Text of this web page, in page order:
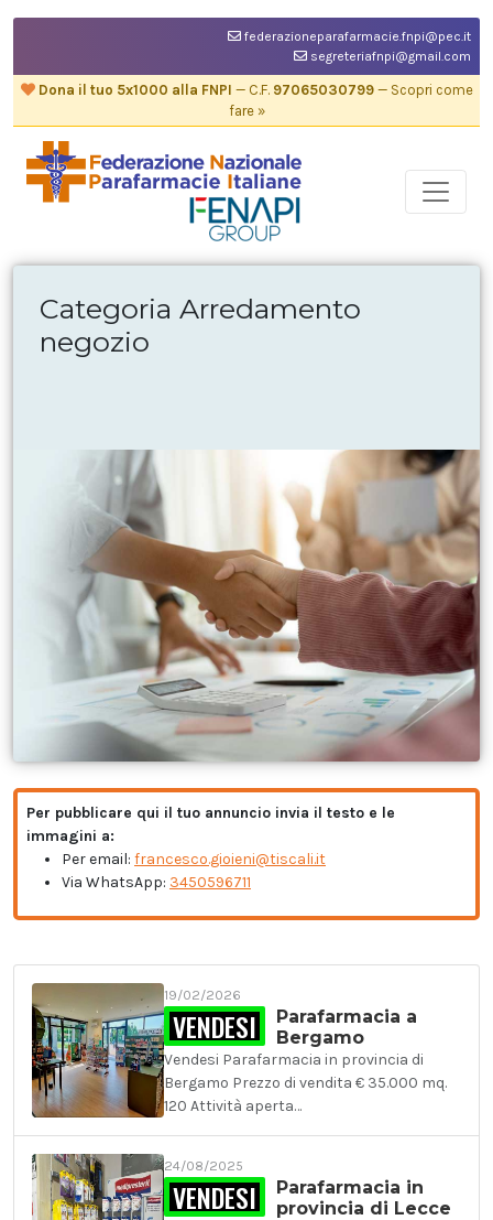
federazioneparafarmacie.fnpi@pec.it
segreteriafnpi@gmail.com
Dona il tuo 5x1000 alla FNPI — C.F. 97065030799— Scopri come
fare »
Categoria Arredamento
negozio
Per pubblicare qui il tuo annuncio invia il testo e le
immagini a:
Per email: francesco.gioieni@tiscali.it
Via WhatsApp: 3450596711
19/02/2026
VENDESI
Parafarmacia a
Bergamo
Vendesi Parafarmacia in provincia di
Bergamo Prezzo di vendita € 35.000 mq.
120 Attività aperta…
24/08/2025
VENDESI
Parafarmacia in
provincia di Lecce